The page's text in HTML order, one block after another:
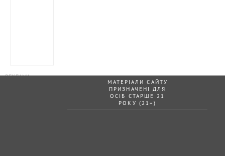
МАТЕРІАЛИ САЙТУ
ПРИЗНАЧЕНІ ДЛЯ
ОСІБ СТАРШЕ 21
РОКУ (21+)